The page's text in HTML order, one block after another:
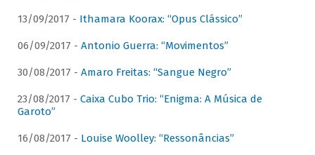
13/09/2017 - Ithamara Koorax: “Opus Clássico”
06/09/2017 - Antonio Guerra: “Movimentos”
30/08/2017 - Amaro Freitas: “Sangue Negro”
23/08/2017 - Caixa Cubo Trio: “Enigma: A Música de
Garoto”
16/08/2017 - Louise Woolley: “Ressonâncias”